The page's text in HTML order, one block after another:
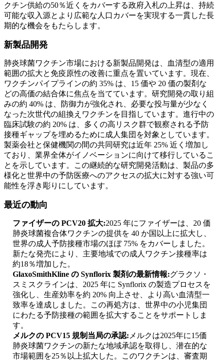
クチン供給の50％近くをカバーする政府入札の上昇は、持続
可能な収入源とより広範な人口カバーを実現する一貫した長
期的な機会をもたらします。
新製品開発
肺炎球菌ワクチン市場における新製品開発は、血清型の適用
範囲の拡大と免疫原性の改善に重点を置いています。現在、
ワクチンパイプラインの約 35% は、15 価や 20 価の製剤な
どの高価の結合体に焦点を当てています。研究開発の取り組
みの約 40% は、防御力が強化され、必要な投与量が少なく
なった次世代の組換えワクチンを目指しています。進行中の
臨床試験の約 20% は、多くの高リスク群で観察される予防
接種ギャップを埋めるために成人集団を対象としています。
製薬会社と保健機関の間の共同研究は近年 25% 近く増加し
ており、業界全体がイノベーションに向けて移行しているこ
とを示しています。この継続的な研究開発活動は、製品の多
様化と世界中の予防医療へのアクセスの拡大に対する強い可
能性を浮き彫りにしています。
最近の動向
ファイザーの PCV20 拡大:2025 年にファイザーは、20 価
肺炎球菌複合体ワクチンの提供を 40 か国以上に拡大し、
世界の成人予防接種市場のほぼ 75% をカバーしました。
新たな発売により、主要地域での成人ワクチン接種率は
約18％増加した。
GlaxoSmithKline の Synflorix 製剤の最新情報:グラクソ・
スミスクラインは、2025 年に Synflorix の製造プロセスを
強化し、生産効率を約 20% 向上させ、より高い血清型一
致率を達成しました。この再処方は、世界中の小児集団
にわたる予防接種の範囲を拡大することをサポートしま
す。
メルクの PCV15 規制当局の承認: メルクは2025年に15価
肺炎球菌ワクチンの新たな地域承認を取得し、潜在的な
市場範囲を25％以上拡大した。このワクチンは、審査期